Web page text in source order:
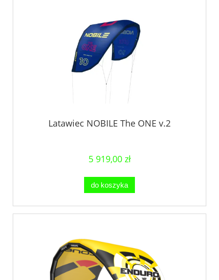
Latawiec NOBILE The ONE v.2
5 919,00 zł
do koszyka